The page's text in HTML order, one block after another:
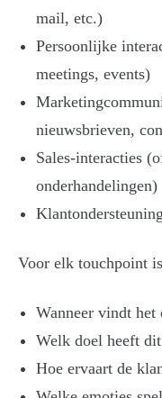
mail, etc.)
Persoonlijke
meetings, events)
nieuwsbrieven,
Sales-interacties
onderhandelingen)
Voor elk touchpoint
Wanneer vindt het
Welk doel heeft
Hoe ervaart de